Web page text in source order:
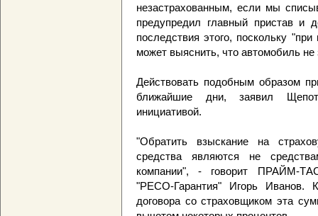
незастрахованным, если мы
предупредил главный пристав и
последствия этого, поскольку
может выяснить, что автомобиль
Действовать подобным образом
ближайшие дни, заявил
инициативой.
"Обратить взыскание на
средства являются не
компании", - говорит ПРАЙМ-
"РЕСО-Гарантия" Игорь Иванов.
договора со страховщиком эта